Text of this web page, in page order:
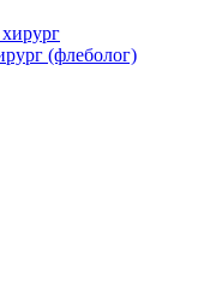
(флеболог)